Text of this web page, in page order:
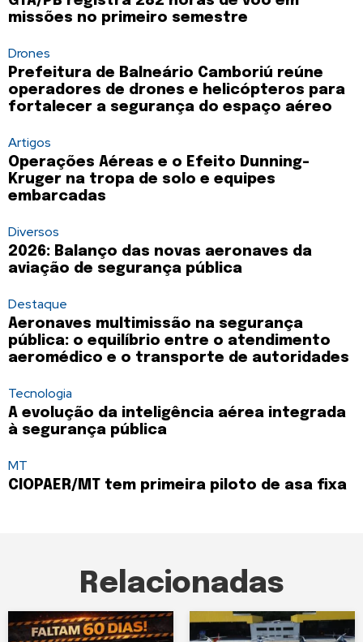
missões no primeiro semestre
Drones
Prefeitura de Balneário Camboriú reúne
operadores de drones e helicópteros para
fortalecer a segurança do espaço aéreo
Artigos
Operações Aéreas e o Efeito Dunning-
Kruger na tropa de solo e equipes
embarcadas
Diversos
2026: Balanço das novas aeronaves da
aviação de segurança pública
Destaque
Aeronaves multimissão na segurança
pública: o equilíbrio entre o atendimento
aeromédico e o transporte de autoridades
Tecnologia
A evolução da inteligência aérea integrada
à segurança pública
MT
CIOPAER/MT tem primeira piloto de asa fixa
Relacionadas